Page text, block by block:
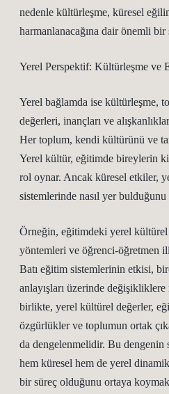
nedenle kültürleşme, küresel
harmanlanacağına dair önemli
Yerel Perspektif: Kültürleşme ve
Yerel bağlamda ise kültürleşme,
değerleri, inançları ve
Her toplum, kendi kültürünü ve
Yerel kültür, eğitimde bireylerin
rol oynar. Ancak küresel etkiler,
sistemlerinde nasıl yer
Örneğin, eğitimdeki yerel
yöntemleri ve öğrenci-öğretmen
Batı eğitim sistemlerinin etkisi,
anlayışları üzerinde
birlikte, yerel kültürel değerler,
özgürlükler ve toplumun ortak
da dengelenmelidir. Bu dengenin
hem küresel hem de yerel
bir süreç olduğunu ortaya